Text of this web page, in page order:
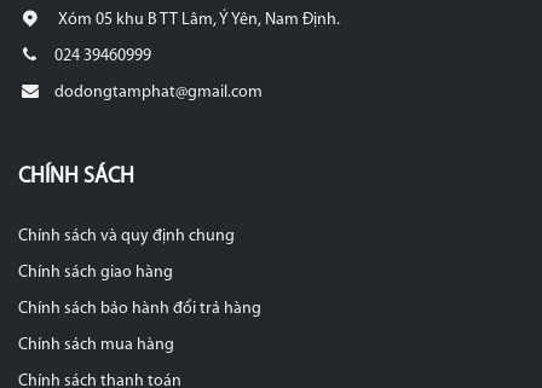
Xóm 05 khu B TT Lâm, Ý Yên, Nam Định.
024 39460999
dodongtamphat@gmail.com
CHÍNH SÁCH
Chính sách và quy định chung
Chính sách giao hàng
Chính sách bảo hành đổi trả hàng
Chính sách mua hàng
Chính sách thanh toán